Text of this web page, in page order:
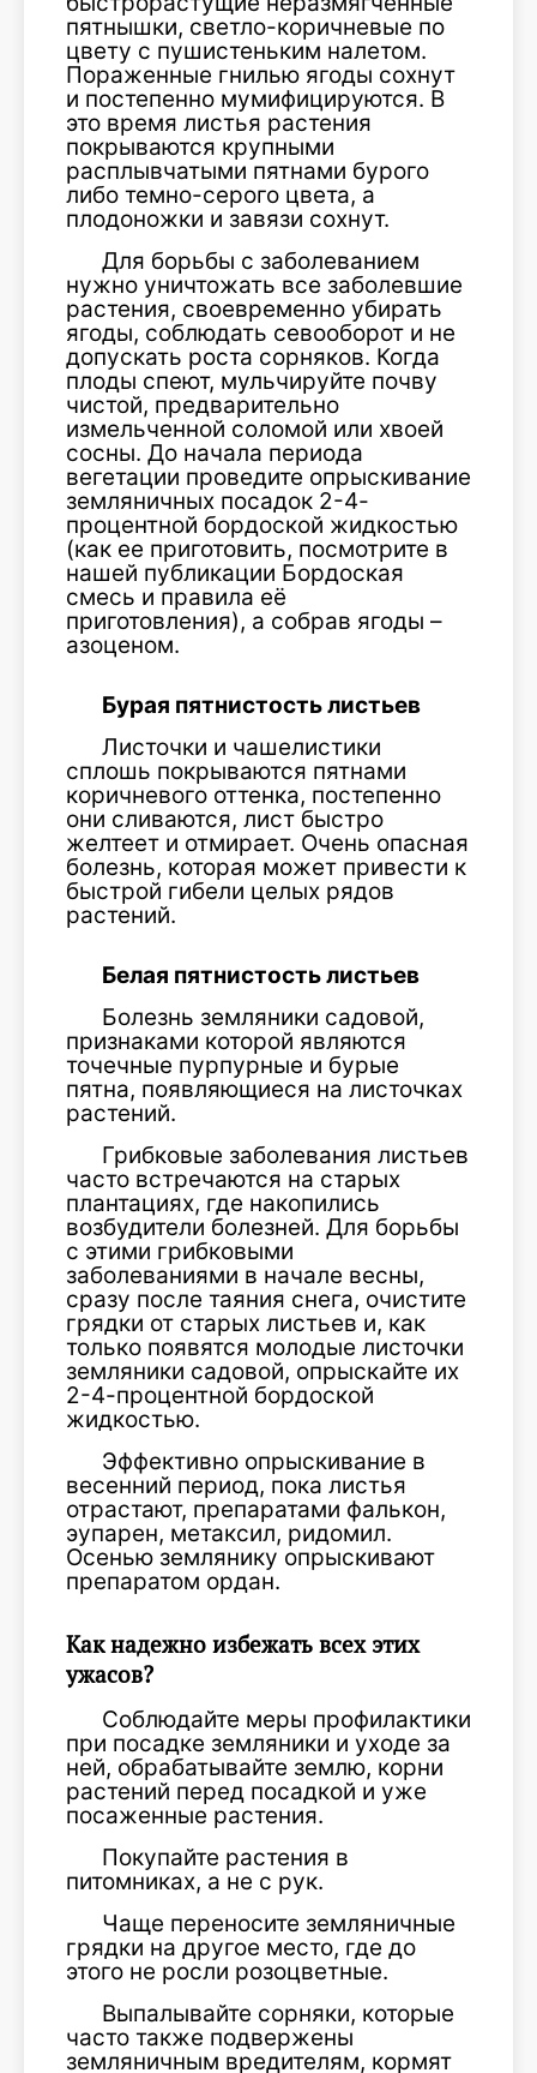
пятнышки, светло-коричневые по
цвету с пушистеньким налетом.
Пораженные гнилью ягоды сохнут
и постепенно мумифицируются. В
это время листья растения
покрываются крупными
расплывчатыми пятнами бурого
либо темно-серого цвета, а
плодоножки и завязи сохнут.
Для борьбы с заболеванием
нужно уничтожать все заболевшие
растения, своевременно убирать
ягоды, соблюдать севооборот и не
допускать роста сорняков. Когда
плоды спеют, мульчируйте почву
чистой, предварительно
измельченной соломой или хвоей
сосны. До начала периода
вегетации проведите опрыскивание
земляничных посадок 2-4-
процентной бордоской жидкостью
(как ее приготовить, посмотрите в
нашей публикации Бордоская
смесь и правила её
приготовления), а собрав ягоды –
азоценом.
Бурая пятнистость листьев
Листочки и чашелистики
сплошь покрываются пятнами
коричневого оттенка, постепенно
они сливаются, лист быстро
желтеет и отмирает. Очень опасная
болезнь, которая может привести к
быстрой гибели целых рядов
растений.
Белая пятнистость листьев
Болезнь земляники садовой,
признаками которой являются
точечные пурпурные и бурые
пятна, появляющиеся на листочках
растений.
Грибковые заболевания листьев
часто встречаются на старых
плантациях, где накопились
возбудители болезней. Для борьбы
с этими грибковыми
заболеваниями в начале весны,
сразу после таяния снега, очистите
грядки от старых листьев и, как
только появятся молодые листочки
земляники садовой, опрыскайте их
2-4-процентной бордоской
жидкостью.
Эффективно опрыскивание в
весенний период, пока листья
отрастают, препаратами фалькон,
эупарен, метаксил, ридомил.
Осенью землянику опрыскивают
препаратом ордан.
Как надежно избежать всех этих
ужасов?
Соблюдайте меры профилактики
при посадке земляники и уходе за
ней, обрабатывайте землю, корни
растений перед посадкой и уже
посаженные растения.
Покупайте растения в
питомниках, а не с рук.
Чаще переносите земляничные
грядки на другое место, где до
этого не росли розоцветные.
Выпалывайте сорняки, которые
часто также подвержены
земляничным вредителям, кормят